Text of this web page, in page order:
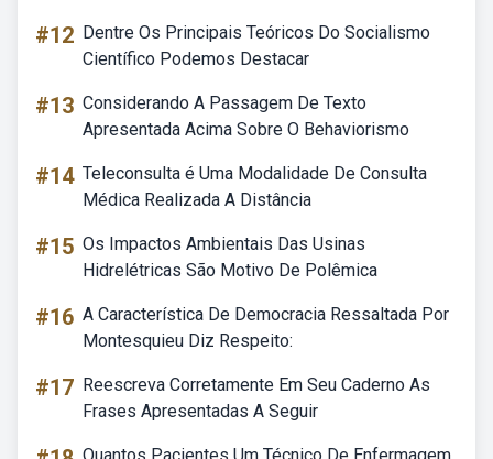
#12 Dentre Os Principais Teóricos Do Socialismo
Científico Podemos Destacar
#13 Considerando A Passagem De Texto
Apresentada Acima Sobre O Behaviorismo
#14 Teleconsulta é Uma Modalidade De Consulta
Médica Realizada A Distância
#15 Os Impactos Ambientais Das Usinas
Hidrelétricas São Motivo De Polêmica
#16 A Característica De Democracia Ressaltada Por
Montesquieu Diz Respeito:
#17 Reescreva Corretamente Em Seu Caderno As
Frases Apresentadas A Seguir